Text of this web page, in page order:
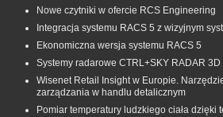
Nowe czytniki w ofercie RCS Engineering
Integracja systemu RACS 5 z wizyjnym
Ekonomiczna wersja systemu RACS 5
Systemy radarowe CTRL+SKY RADAR 3D
Wisenet Retail Insight w Europie.
zarządzania w handlu detalicznym
Pomiar temperatury ludzkiego ciała dzięki